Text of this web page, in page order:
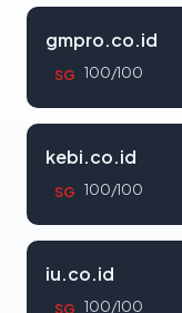
gmpro.co.id
SG 100/100
kebi.co.id
SG 100/100
iu.co.id
SG 100/100